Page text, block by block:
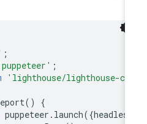
'puppeteer'
'lighthouse/lighthouse-
()
puppeteer.launch({headless